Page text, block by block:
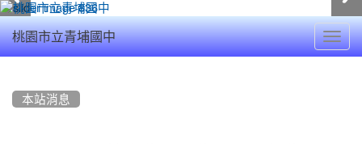
桃園市立青埔國中
本站消息